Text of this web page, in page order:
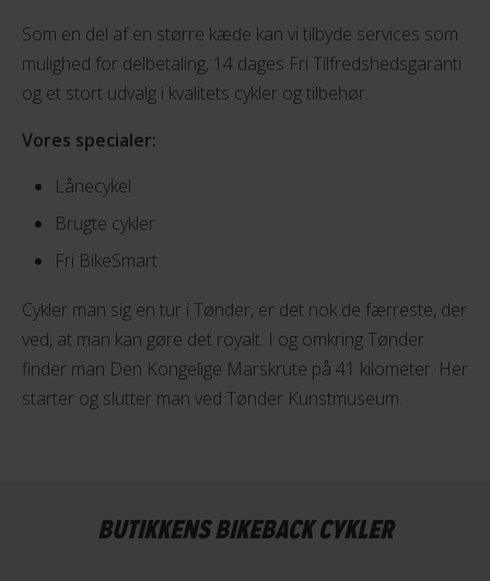
Som en del af en større kæde kan vi tilbyde services som
mulighed for delbetaling, 14 dages Fri Tilfredshedsgaranti
og et stort udvalg i kvalitets cykler og tilbehør.
Vores specialer:
Lånecykel
Brugte cykler
Fri BikeSmart
Cykler man sig en tur i Tønder, er det nok de færreste, der
ved, at man kan gøre det royalt. I og omkring Tønder
finder man Den Kongelige Marskrute på 41 kilometer. Her
starter og slutter man ved Tønder Kunstmuseum.
BUTIKKENS BIKEBACK CYKLER